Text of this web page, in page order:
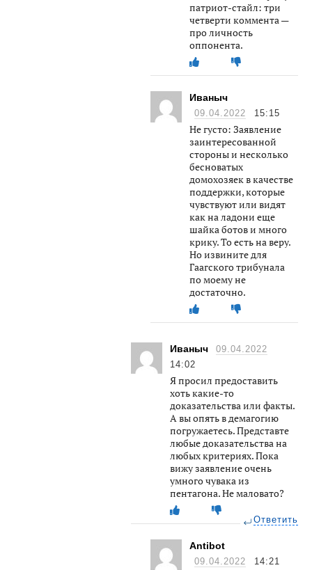
патриот-стайл: три
четверти коммента —
про личность
оппонента.
Иваныч
09.04.2022 15:15
Не густо: Заявление
заинтересованной
стороны и несколько
бесноватых
домохозяек в качестве
поддержки, которые
чувствуют или видят
как на ладони еще
шайка ботов и много
крику. То есть на веру.
Но извините для
Гаагского трибунала
по моему не
достаточно.
Иваныч
09.04.2022
14:02
Я просил предоставить
хоть какие-то
доказательства или факты.
А вы опять в демагогию
погружаетесь. Представте
любые доказательства на
любых критериях. Пока
вижу заявление очень
умного чувака из
пентагона. Не маловато?
Ответить
Antibot
09.04.2022 14:21